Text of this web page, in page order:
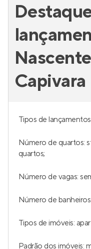
Capivara
Tipos de
Número de quartos:
quartos;
Número de vagas:
Número de
Tipos de imóveis:
Padrão dos imóveis: